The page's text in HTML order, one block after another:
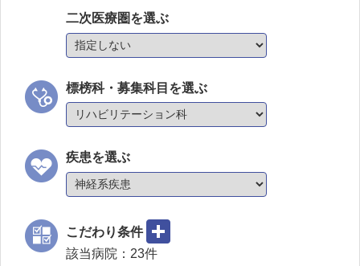
二次医療圏を選ぶ
標榜科・募集科目を選ぶ
疾患を選ぶ
こだわり条件
該当病院： 23件